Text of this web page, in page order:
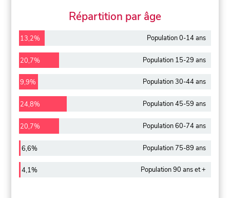
Répartition par âge
13,2% Population 0-14 ans
20,7% Population 15-29 ans
9,9% Population 30-44 ans
24,8% Population 45-59 ans
20,7% Population 60-74 ans
6,6% Population 75-89 ans
4,1% Population 90 ans et +